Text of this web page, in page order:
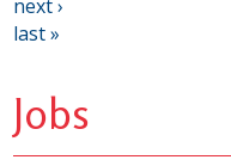
next ›
last »
Jobs